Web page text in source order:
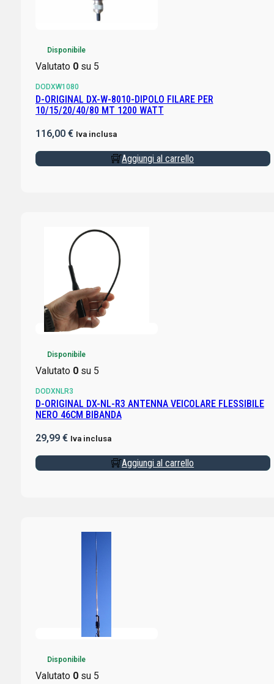
Disponibile
Valutato 0su 5
DODXW1080
D-ORIGINAL DX-W-8010-DIPOLO FILARE PER
10/15/20/40/80 MT 1200 WATT
116,00 € Iva inclusa
Aggiungi al carrello
Disponibile
Valutato 0su 5
DODXNLR3
D-ORIGINAL DX-NL-R3 ANTENNA VEICOLARE FLESSIBILE
NERO 46CM BIBANDA
29,99 € Iva inclusa
Aggiungi al carrello
Disponibile
Valutato 0su 5